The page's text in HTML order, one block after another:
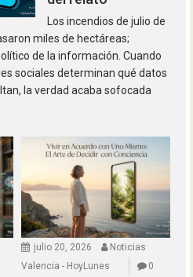
Los incendios de julio de
miles de hectáreas;
de la información. Cuando
sociales determinan qué datos
la verdad acaba sofocada
julio 20, 2026
Noticias
Valencia - HoyLunes
0